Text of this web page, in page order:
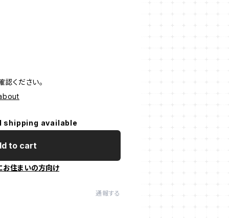
ください。
shipping available
to cart
お住まいの方向け
通報する